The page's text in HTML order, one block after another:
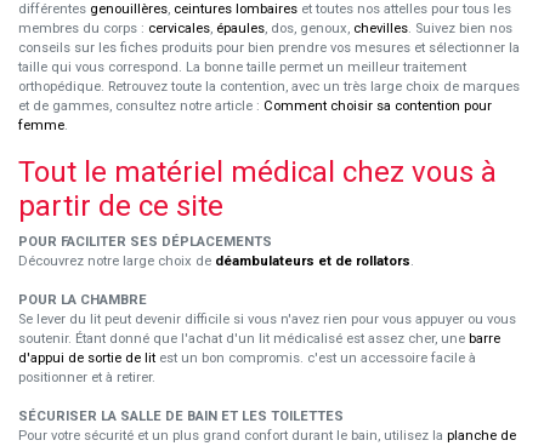
différentes genouillères, ceintures lombaires et toutes nos attelles pour tous les
membres du corps : cervicales, épaules, dos, genoux, chevilles. Suivez bien nos
conseils sur les fiches produits pour bien prendre vos mesures et sélectionner la
taille qui vous correspond. La bonne taille permet un meilleur traitement
orthopédique. Retrouvez toute la contention, avec un très large choix de marques
et de gammes, consultez notre article : Comment choisir sa contention pour
femme.
Tout le matériel médical chez vous à
partir de ce site
POUR FACILITER SES DÉPLACEMENTS
Découvrez notre large choix de déambulateurs et de rollators.
POUR LA CHAMBRE
Se lever du lit peut devenir difficile si vous n'avez rien pour vous appuyer ou vous
soutenir. Étant donné que l'achat d'un lit médicalisé est assez cher, une barre
d'appui de sortie de lit est un bon compromis. c'est un accessoire facile à
positionner et à retirer.
SÉCURISER LA SALLE DE BAIN ET LES TOILETTES
Pour votre sécurité et un plus grand confort durant le bain, utilisez la planche de